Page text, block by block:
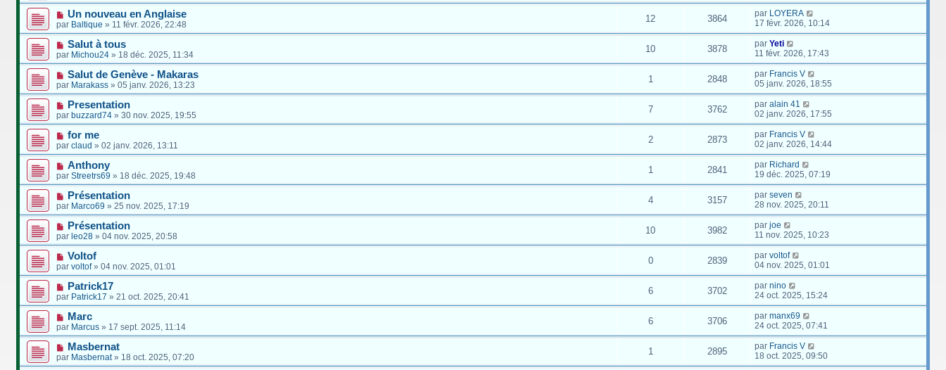
Un nouveau en Anglaise
par Baltique » 11 févr. 2026, 22:48
12 3864 par LOYERA
17 févr. 2026, 10:14
Salut à tous
par Michou24 » 18 déc. 2025, 11:34
10 3878 par Yeti
11 févr. 2026, 17:43
Salut de Genève - Makaras
par Marakass » 05 janv. 2026, 13:23
1 2848 par Francis V
05 janv. 2026, 18:55
Presentation
par buzzard74 » 30 nov. 2025, 19:55
7 3762 par alain 41
02 janv. 2026, 17:55
for me
par claud » 02 janv. 2026, 13:11
2 2873 par Francis V
02 janv. 2026, 14:44
Anthony
par Streetrs69 » 18 déc. 2025, 19:48
1 2841 par Richard
19 déc. 2025, 07:19
Présentation
par Marco69 » 25 nov. 2025, 17:19
4 3157 par seven
28 nov. 2025, 20:11
Présentation
par leo28 » 04 nov. 2025, 20:58
10 3982 par joe
11 nov. 2025, 10:23
Voltof
par voltof» 04 nov. 2025, 01:01
0 2839 par voltof
04 nov. 2025, 01:01
Patrick17
par Patrick17 » 21 oct. 2025, 20:41
6 3702 par nino
24 oct. 2025, 15:24
Marc
par Marcus » 17 sept. 2025, 11:14
6 3706 par manx69
24 oct. 2025, 07:41
Masbernat
par Masbernat» 18 oct. 2025, 07:20
1 2895 par Francis V
18 oct. 2025, 09:50